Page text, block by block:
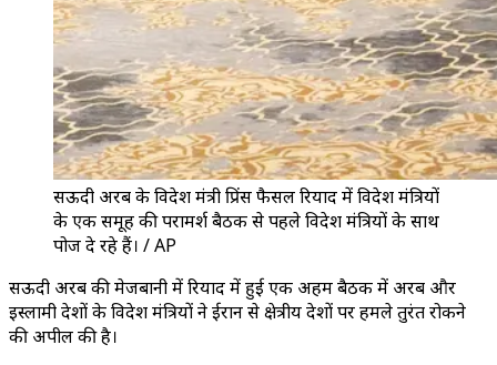
सऊदी अरब के विदेश मंत्री प्रिंस फैसल रियाद में विदेश मंत्रियों
के एक समूह की परामर्श बैठक से पहले विदेश मंत्रियों के साथ
पोज दे रहे हैं। / AP
सऊदी अरब की मेजबानी में रियाद में हुई एक अहम बैठक में अरब और
इस्लामी देशों के विदेश मंत्रियों ने ईरान से क्षेत्रीय देशों पर हमले तुरंत रोकने
की अपील की है।